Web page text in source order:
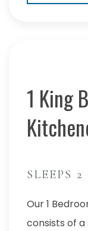
1 King
SLEEPS
Our 1
consists of